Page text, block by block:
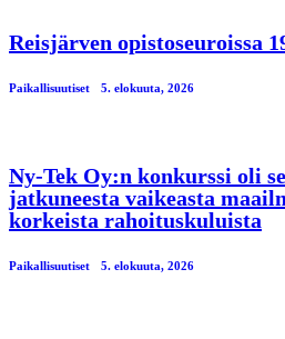
Reisjärven opistoseuroissa
Paikallisuutiset 5. elokuuta, 2026
Ny-Tek Oy:n konkurssi oli
jatkuneesta vaikeasta
korkeista rahoituskuluista
Paikallisuutiset 5. elokuuta, 2026